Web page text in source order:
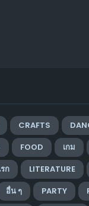
CRAFTS
FOOD เกม
ก LITERATURE
อื่น ๆ PARTY